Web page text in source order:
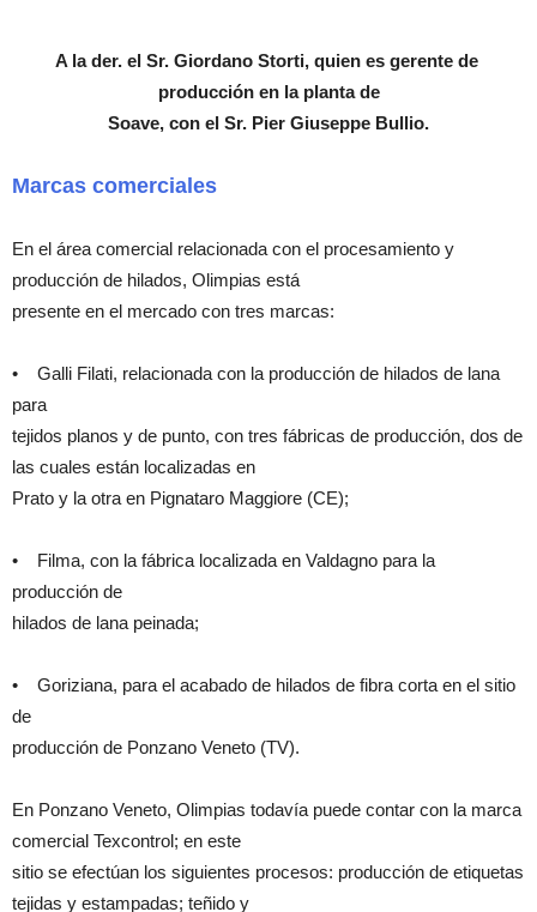
A la der. el Sr. Giordano Storti, quien es gerente de
producción en la planta de
Soave, con el Sr. Pier Giuseppe Bullio.
Marcas comerciales
En el área comercial relacionada con el procesamiento y
producción de hilados, Olimpias está
presente en el mercado con tres marcas:
• Galli Filati, relacionada con la producción de hilados de lana
para
tejidos planos y de punto, con tres fábricas de producción, dos de
las cuales están localizadas en
Prato y la otra en Pignataro Maggiore (CE);
• Filma, con la fábrica localizada en Valdagno para la
producción de
hilados de lana peinada;
• Goriziana, para el acabado de hilados de fibra corta en el sitio
de
producción de Ponzano Veneto (TV).
En Ponzano Veneto, Olimpias todavía puede contar con la marca
comercial Texcontrol; en este
sitio se efectúan los siguientes procesos: producción de etiquetas
tejidas y estampadas; teñido y